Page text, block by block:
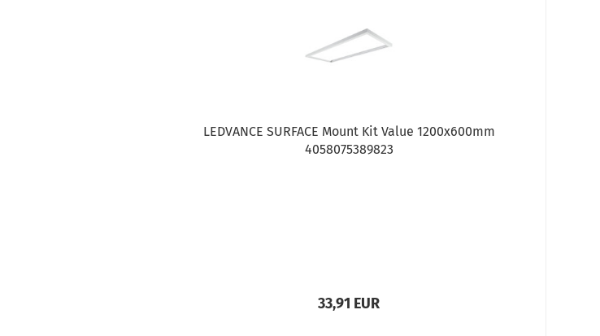
LEDVANCE SURFACE Mount Kit Value 1200x600mm
4058075389823
33,91 EUR